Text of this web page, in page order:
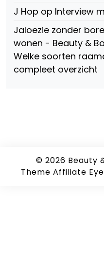
J Hop op Interview
Jaloezie zonder
wonen - Beauty &
Welke soorten
compleet overzicht
© 2026 Beauty
Theme Affiliate Eye